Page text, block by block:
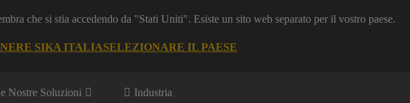
che si stia accedendo da "Stati Uniti". Esiste un sito web separato per il vostro paese.
SIKA ITALIASELEZIONARE IL PAESE
Nostre Soluzioni Industria